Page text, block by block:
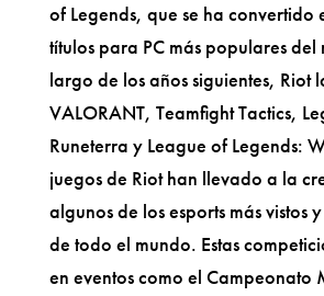
of Legends, que se ha convertido
títulos para PC más populares
largo de los años siguientes, Riot
VALORANT, Teamfight Tactics,
Runeterra y League of Legends:
juegos de Riot han llevado a la
algunos de los esports más vistos
de todo el mundo. Estas
en eventos como el Campeonato